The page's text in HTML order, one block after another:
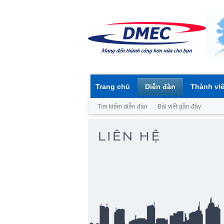
Trang chủ Diễn đàn
Tìm kiếm diễn đàn Bài viết gần đây
Thành